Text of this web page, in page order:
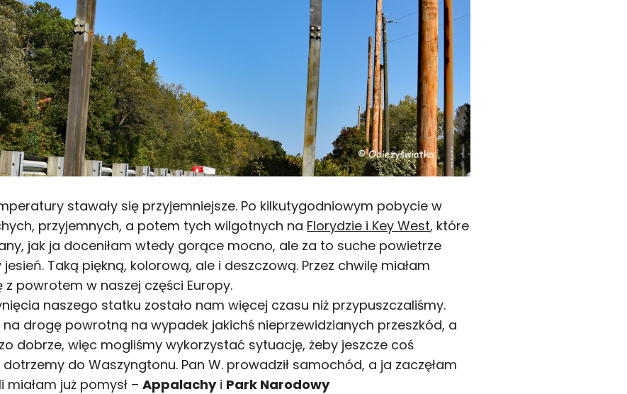
stawały się przyjemniejsze. Po kilkutygodniowym pobycie w
przyjemnych, a potem tych wilgotnych na Florydzie i Key West, które
jak ja doceniłam wtedy gorące mocno, ale za to suche powietrze
Taką piękną, kolorową, ale i deszczową. Przez chwilę miałam
z powrotem w naszej części Europy.
naszego statku zostało nam więcej czasu niż przypuszczaliśmy.
drogę powrotną na wypadek jakichś nieprzewidzianych przeszkód, a
dobrze, więc mogliśmy wykorzystać sytuację, żeby jeszcze coś
do Waszyngtonu. Pan W. prowadził samochód, a ja zaczęłam
już pomysł –Appalachyi Park Narodowy